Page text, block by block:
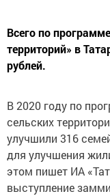
Всего по
территорий» в
рублей.
В 2020 году по
сельских
улучшили 316
для улучшения
этом пишет ИА
выступление